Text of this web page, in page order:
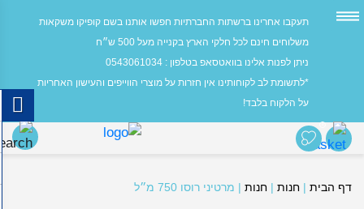
תעקבו אחרינו ברשתות החברתיות חפשו אותנו בשם קופיקו משקאות
משלוחים חינם לכל חלקי הארץ בקנייה מעל 500 ש״ח
ניתן לפנות אלינו בוואטסאפ בטלפון : 0543061034
*לתשומת לב לקוחותינו אין חזרות על מוצרי הווייפים והעישון האחריות
על הלקוח בלבד!
0
דף הבית | חנות | חנות | מרטיני רוסו 750 מ״ל